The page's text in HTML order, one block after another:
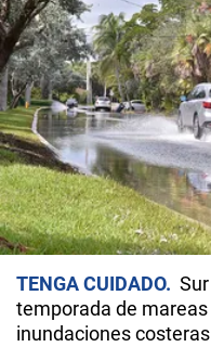
TENGA CUIDADO
temporada de
inundaciones costeras